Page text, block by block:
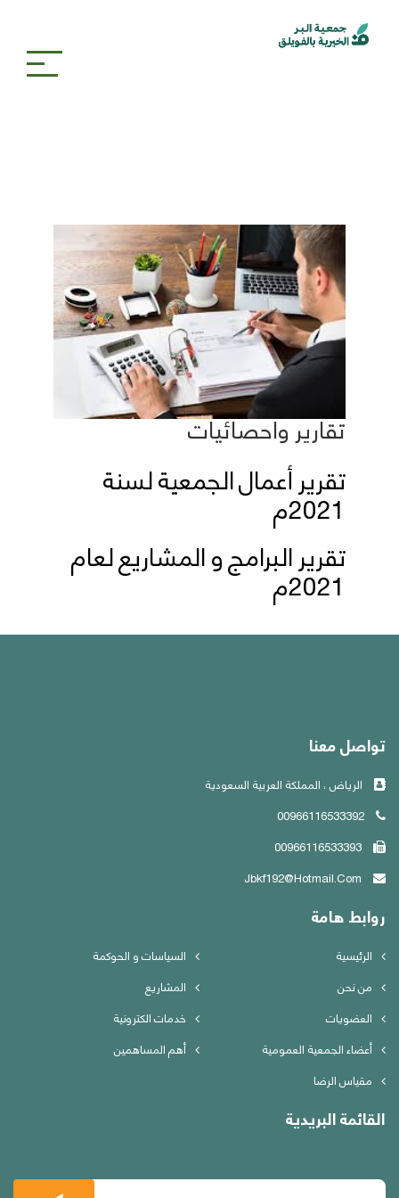
تقارير واحصائيات
تقارير واحصائيات
تقرير أعمال الجمعية لسنة
2021م
تقرير البرامج و المشاريع لعام
2021م
تواصل معنا
الرياض ، المملكة العربية السعودية
روابط هامة
الرئيسية
السياسات و الحوكمة
من نحن
المشاريع
العضويات
خدمات الكترونية
أعضاء الجمعية العمومية
أهم المساهمين
مقياس الرضا
القائمة البريدية